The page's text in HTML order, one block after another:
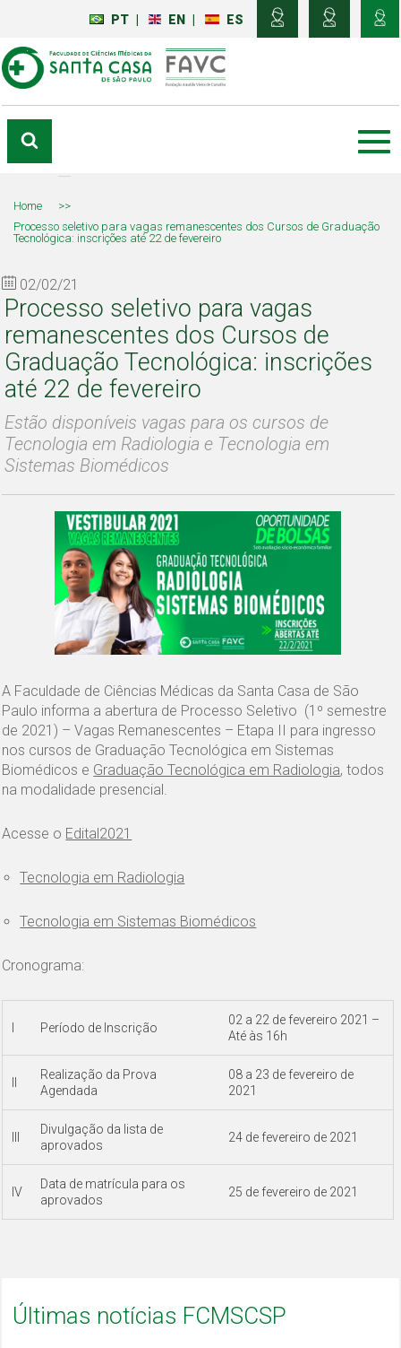
PT EN ES
Home
>>
Processo seletivo para vagas remanescentes dos Cursos de Graduação
Tecnológica: inscrições até 22 de fevereiro
02/02/21
Processo seletivo para vagas
remanescentes dos Cursos de
Graduação Tecnológica: inscrições
até 22 de fevereiro
Estão disponíveis vagas para os cursos de
Tecnologia em Radiologia e Tecnologia em
Sistemas Biomédicos
A Faculdade de Ciências Médicas da Santa Casa de São
Paulo informa a abertura de Processo Seletivo (1º semestre
de 2021) – Vagas Remanescentes – Etapa II para ingresso
nos cursos de Graduação Tecnológica em Sistemas
Biomédicos e Graduação Tecnológica em Radiologia, todos
na modalidade presencial.
Acesse o Edital2021
Tecnologia em Radiologia
Tecnologia em Sistemas Biomédicos
Cronograma:
Período de Inscrição
02 a 22 de fevereiro 2021 –
Até às 16h
Realização da Prova
Agendada
08 a 23 de fevereiro de
2021
Divulgação da lista de
aprovados
24 de fevereiro de 2021
IV
Data de matrícula para os
aprovados
25 de fevereiro de 2021
Últimas notícias FCMSCSP